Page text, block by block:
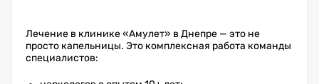
Лечение в клинике «Амулет» в Днепре — это не
просто капельницы. Это комплексная работа команды
специалистов: